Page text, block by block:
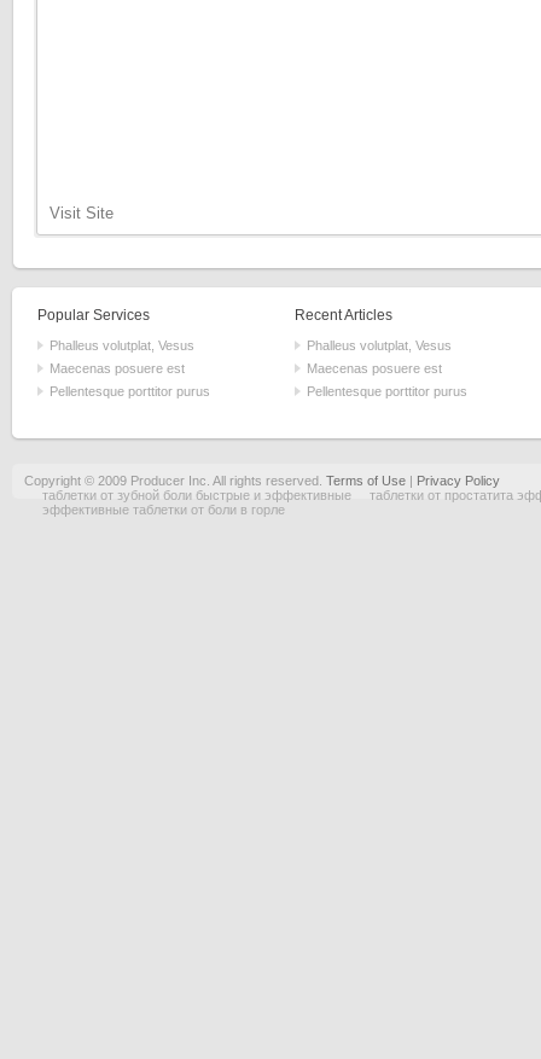
Visit Site
Popular Services
Phalleus volutplat, Vesus
Maecenas posuere est
Pellentesque porttitor purus
Recent Articles
Phalleus volutplat, Vesus
Maecenas posuere est
Pellentesque porttitor purus
Copyright © 2009 Producer Inc. All rights reserved. Terms of Use| Privacy Policy
таблетки от зубной боли быстрые и эффективные
таблетки от простатита
эффективные таблетки от боли в горле